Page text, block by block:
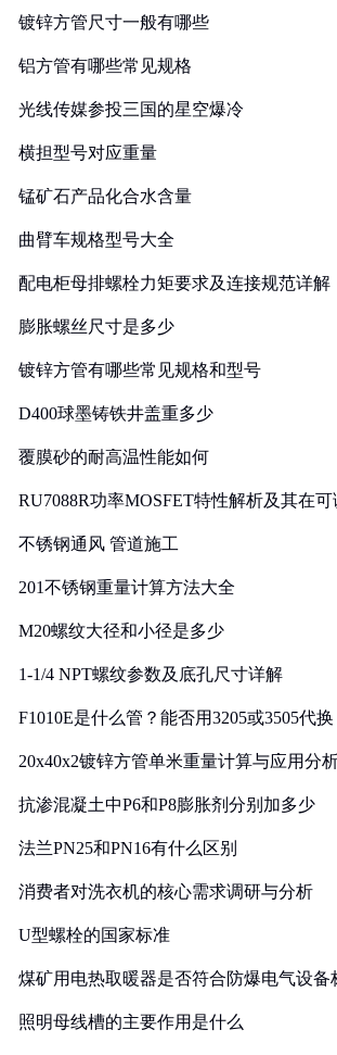
镀锌方管尺寸一般有哪些
铝方管有哪些常见规格
光线传媒参投三国的星空爆冷
横担型号对应重量
锰矿石产品化合水含量
曲臂车规格型号大全
配电柜母排螺栓力矩要求及连接规范详解
膨胀螺丝尺寸是多少
镀锌方管有哪些常见规格和型号
D400球墨铸铁井盖重多少
覆膜砂的耐高温性能如何
RU7088R功率MOSFET特性解析及其在
不锈钢通风 管道施工
201不锈钢重量计算方法大全
M20螺纹大径和小径是多少
1-1/4 NPT螺纹参数及底孔尺寸详解
F1010E是什么管？能否用3205或3505代换
20x40x2镀锌方管单米重量计算与应用分
抗渗混凝土中P6和P8膨胀剂分别加多少
法兰PN25和PN16有什么区别
消费者对洗衣机的核心需求调研与分析
U型螺栓的国家标准
煤矿用电热取暖器是否符合防爆电气设备
照明母线槽的主要作用是什么